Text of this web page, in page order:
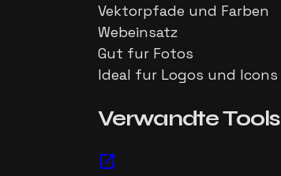
Vektorpfade und Farben
Webeinsatz
Gut fur Fotos
Ideal fur Logos und Icons
Verwandte Tools
open_in_new